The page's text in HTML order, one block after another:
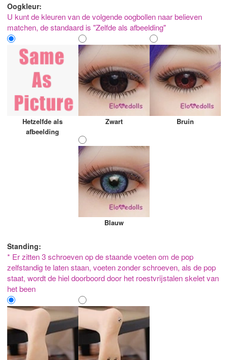
Oogkleur:
U kunt de kleuren van de volgende oogbollen naar believen
matchen, de standaard is "Zelfde als afbeelding"
Hetzelfde als
afbeelding
Zwart Bruin
Blauw
Standing:
* Er zitten 3 schroeven op de staande voeten om de pop
zelfstandig te laten staan, voeten zonder schroeven, als de pop
staat, wordt de hiel doorboord door het roestvrijstalen skelet van
het been